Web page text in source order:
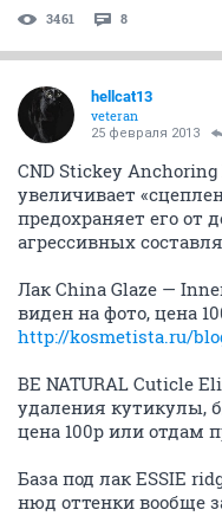
3461 8
hellcat13
veteran
25 февраля 2013
CND Stickey
увеличивает
предохраняет его от
агрессивных
Лак China Glaze —
виден на фото, цена
http://kosmetista.ru/
BE NATURAL Cuticle
удаления кутикулы,
цена 100р или отдам
База под лак ESSIE
нюд оттенки вообще